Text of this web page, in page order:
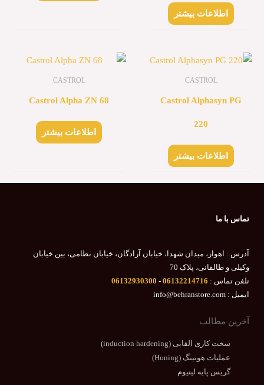
اطلاعات بیشتر
CASTROL
Castrol Alphasyn PG
220
اطلاعات بیشتر
CASTROL
Castrol Alpha ZN 68
اطلاعات بیشتر
تماس با ما
آدرس : اهواز، میدان شهدا، خیابان آزادگان، خیابان نظامی، بین خیابان
وکیلی و طالقانی، پلاک 70
تلفن تماس : 06132214716
-
06132930300
ایمیل : info@behranstore.com
آخرین مطالب
سخت کاری القایی (induction hardening)
عملیات هونینگ (Honing)
گریس پایه لیتیوم